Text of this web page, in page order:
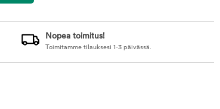
Nopea toimitus!
Toimitamme tilauksesi 1-3 päivässä.